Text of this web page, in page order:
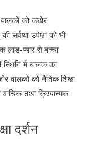
बालकों को कठोर
सर्वथा उपेक्षा को भी
लाड-प्यार से बच्चा
में बालक का
बालकों को नैतिक शिक्षा
तथा क्रियात्मक
दर्शन